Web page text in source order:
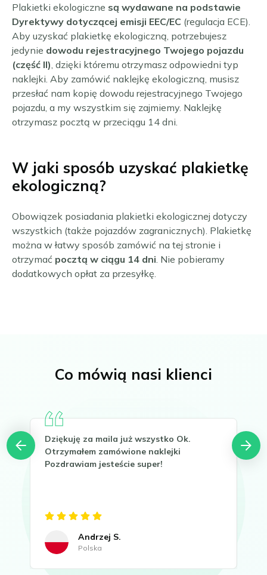
Plakietki ekologiczne są wydawane na podstawie
Dyrektywy dotyczącej emisji EEC/EC (regulacja ECE).
Aby uzyskać plakietkę ekologiczną, potrzebujesz
jedynie dowodu rejestracyjnego Twojego pojazdu
(część II) , dzięki któremu otrzymasz odpowiedni typ
naklejki. Aby zamówić naklejkę ekologiczną, musisz
przesłać nam kopię dowodu rejestracyjnego Twojego
pojazdu, a my wszystkim się zajmiemy. Naklejkę
otrzymasz pocztą w przeciągu 14 dni.
W jaki sposób uzyskać plakietkę
ekologiczną?
Obowiązek posiadania plakietki ekologicznej dotyczy
wszystkich (także pojazdów zagranicznych). Plakietkę
można w łatwy sposób zamówić na tej stronie i
otrzymać pocztą w ciągu 14 dni . Nie pobieramy
dodatkowych opłat za przesyłkę.
Co mówią nasi klienci
Dziękuję za maila już wszystko Ok.
Otrzymałem zamówione naklejki
Pozdrawiam jesteście super!
Andrzej S.
Polska